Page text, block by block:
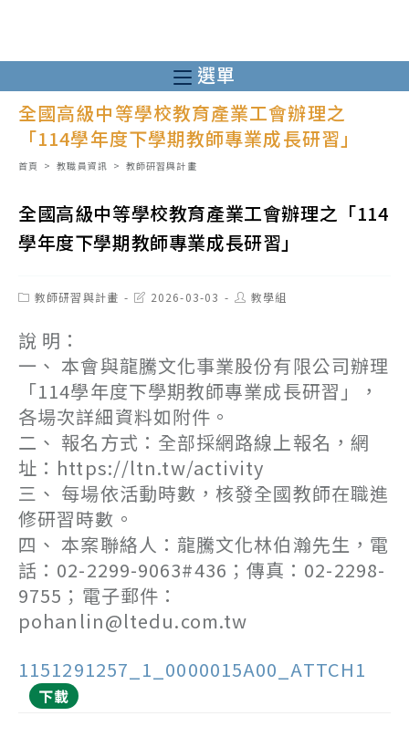
至
主
要
選單
全國高級中等學校教育產業工會辦理之
「114學年度下學期教師專業成長研習」
首頁 > 教職員資訊 > 教師研習與計畫
全國高級中等學校教育產業工會辦理之「114
學年度下學期教師專業成長研習」
Post教師研習與計畫
Post2026-03-03
Post教學組
說 明：
一、 本會與龍騰文化事業股份有限公司辦理
「114學年度下學期教師專業成長研習」，
各場次詳細資料如附件。
二、 報名方式：全部採網路線上報名，網
址：https://ltn.tw/activity
三、 每場依活動時數，核發全國教師在職進
修研習時數。
四、 本案聯絡人：龍騰文化林伯瀚先生，電
話：02-2299-9063#436；傳真：02-2298-
9755；電子郵件：
pohanlin@ltedu.com.tw
1151291257_1_0000015A00_ATTCH1
下載